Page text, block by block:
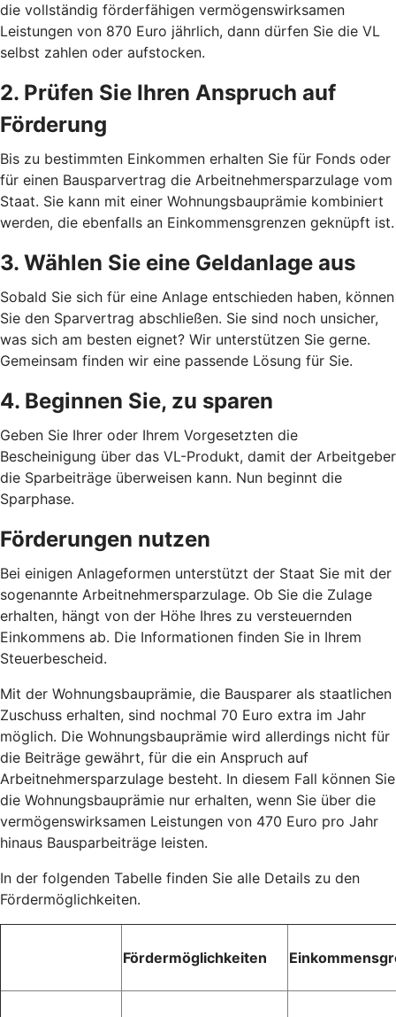
die vollständig förderfähigen vermögenswirksamen
Leistungen von 870 Euro jährlich, dann dürfen Sie die VL
selbst zahlen oder aufstocken.
2. Prüfen Sie Ihren Anspruch auf
Förderung
Bis zu bestimmten Einkommen erhalten Sie für Fonds oder
für einen Bausparvertrag die Arbeitnehmersparzulage vom
Staat. Sie kann mit einer Wohnungsbauprämie kombiniert
werden, die ebenfalls an Einkommensgrenzen geknüpft ist.
3. Wählen Sie eine Geldanlage aus
Sobald Sie sich für eine Anlage entschieden haben, können
Sie den Sparvertrag abschließen. Sie sind noch unsicher,
was sich am besten eignet? Wir unterstützen Sie gerne.
Gemeinsam finden wir eine passende Lösung für Sie.
4. Beginnen Sie, zu sparen
Geben Sie Ihrer oder Ihrem Vorgesetzten die
Bescheinigung über das VL-Produkt, damit der Arbeitgeber
die Sparbeiträge überweisen kann. Nun beginnt die
Sparphase.
Förderungen nutzen
Bei einigen Anlageformen unterstützt der Staat Sie mit der
sogenannte Arbeitnehmersparzulage. Ob Sie die Zulage
erhalten, hängt von der Höhe Ihres zu versteuernden
Einkommens ab. Die Informationen finden Sie in Ihrem
Steuerbescheid.
Mit der Wohnungsbauprämie, die Bausparer als staatlichen
Zuschuss erhalten, sind nochmal 70 Euro extra im Jahr
möglich. Die Wohnungsbauprämie wird allerdings nicht für
die Beiträge gewährt, für die ein Anspruch auf
Arbeitnehmersparzulage besteht. In diesem Fall können Sie
die Wohnungsbauprämie nur erhalten, wenn Sie über die
vermögenswirksamen Leistungen von 470 Euro pro Jahr
hinaus Bausparbeiträge leisten.
In der folgenden Tabelle finden Sie alle Details zu den
Fördermöglichkeiten.
Fördermöglichkeiten